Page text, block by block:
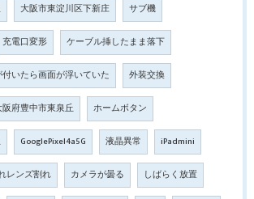
大阪市東淀川区下新庄 サブ機
充電口変形 ケーブル挿したまま落下
いたら画面が浮いていた 外装交換
阪府豊中市東泉丘 ホームボタン
GooglePixel4a5G 液晶異常 iPadmini
レンズ割れ カメラが曇る しばらく放置